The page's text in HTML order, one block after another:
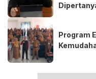
Program